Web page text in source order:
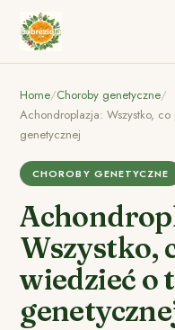
Home/Choroby genetyczne/
Achondroplazja: Wszystko, co
genetycznej
CHOROBY GENETYCZNE
Wszystko,
wiedzieć o